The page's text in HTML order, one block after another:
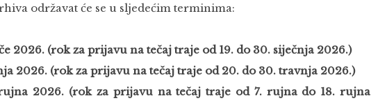
održavat će se u sljedećim terminima:
2026. (rok za prijavu na tečaj traje od 19. do 30. siječnja 2026.)
2026. (rok za prijavu na tečaj traje od 20. do 30. travnja 2026.)
2026. (rok za prijavu na tečajtraje od 7. rujna do 18. rujna